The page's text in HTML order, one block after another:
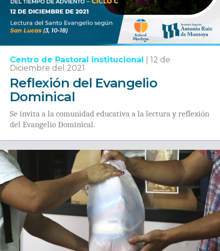
Centro de Pastoral Institucional
12 de
Diciembre del 2021
Reflexión del Evangelio
Dominical
Se invita a la comunidad educativa a la lectura y reflexión
del Evangelio Dominical.